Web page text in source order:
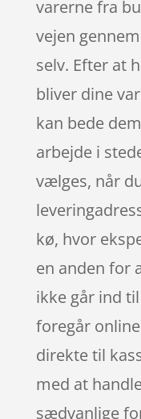
varerne fra
vejen
selv. Efter at
bliver dine
kan bede
arbejde i
vælges, når
kø, hvor
en anden for
ikke går ind
foregår
direkte til
med at
sædvanlige